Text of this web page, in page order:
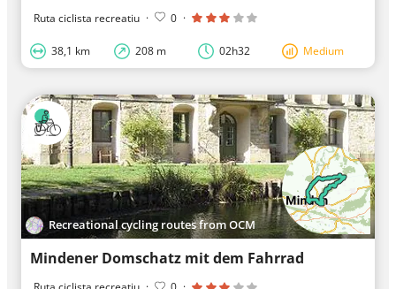
Ruta ciclista recreatiu · 0 ·
38,1 km 208 m 02h32 Medium
Recreational cycling routes from OCM
Mindener Domschatz mit dem Fahrrad